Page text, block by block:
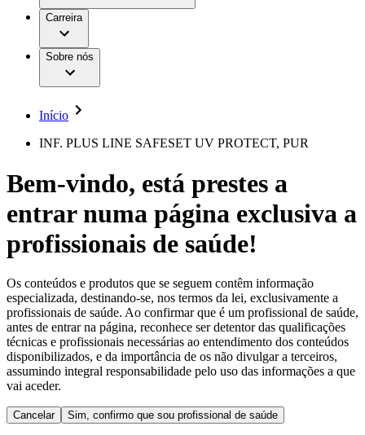
Aesculap Academy
Contentores Estéreis
Neurocirurgia
Nutrição Clínica
Prevenção e Controlo de Infeções
Retenção Urinária e Urologia
Suturas e Especialidades Cirúrgicas
Terapias de Infusão
Terapia de Intervenção Vascular
Tratamento de Feridas
Tratamento de Sangue Extracorporal
Soluções
Terapias
Patologias e Cuidados
Serviços
Cuidados Domiciliários
Coordenamos os seus cuidados médicos quando recebe alta
do hospital. Para mais informações, visite a nossa página de
cuidados domiciliários.
Trabalhar na B. Braun
Oportunidades de emprego
A nossa cultura
Vagas disponíveis
Descubra as tuas oportunidades de carreira na B. Braun.
Pesquise no nosso mercado de trabalho global por perfis de
trabalho interessantes.
Centro de Inovação
Responsabilidade
Acesso aos Cuidados de Saúde
Comunicados de Imprensa
Contactos
Formulário de Contacto
Empresa
Responsabilidade
Media
Carreira
Sobre nós
Início
INF. PLUS LINE SAFESET UV PROTECT, PUR
Bem-vindo, está prestes a
entrar numa página exclusiva a
profissionais de saúde!
Os conteúdos e produtos que se seguem contêm informação
especializada, destinando-se, nos termos da lei, exclusivamente a
profissionais de saúde. Ao confirmar que é um profissional de saúde,
antes de entrar na página, reconhece ser detentor das qualificações
técnicas e profissionais necessárias ao entendimento dos conteúdos
disponibilizados, e da importância de os não divulgar a terceiros,
assumindo integral responsabilidade pelo uso das informações a que
vai aceder.
Cancelar Sim, confirmo que sou profissional de saúde